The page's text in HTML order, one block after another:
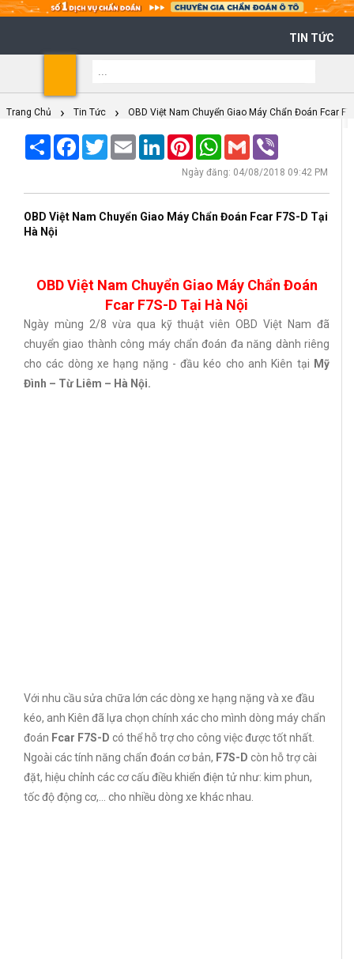
TIN TỨC
Trang Chủ Tin Tức OBD Việt Nam Chuyển Giao Máy Chẩn Đoán Fcar
Share Facebook
TwitterEmail LinkedInPinterestWhatsApp
Gmail
Ngày đăng: 04/08/2018 09:42 PM
OBD Việt Nam Chuyển Giao Máy Chẩn Đoán Fcar F7S-D Tại
Hà Nội
OBD Việt Nam Chuyển Giao Máy Chẩn Đoán
Fcar F7S-D Tại Hà Nội
Ngày mùng 2/8 vừa qua kỹ thuật viên OBD Việt Nam đã
chuyển giao thành công máy chẩn đoán đa năng dành riêng
cho các dòng xe hạng nặng - đầu kéo cho anh Kiên tại Mỹ
Đình – Từ Liêm – Hà Nội.
Với nhu cầu sửa chữa lớn các dòng xe hạng nặng và xe đầu
kéo, anh Kiên đã lựa chọn chính xác cho mình dòng máy chẩn
đoán Fcar F7S-D có thể hỗ trợ cho công việc được tốt nhất.
Ngoài các tính năng chẩn đoán cơ bản, F7S-D còn hỗ trợ cài
đặt, hiệu chỉnh các cơ cấu điều khiển điện tử như: kim phun,
tốc độ động cơ,… cho nhiều dòng xe khác nhau.